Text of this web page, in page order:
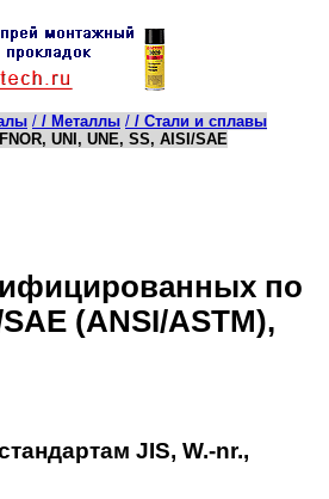
/ / Металлы / / Стали и сплавы
UNI, UNE, SS, AISI/SAE
по
(ANSI/ASTM),
JIS, W.-nr.,